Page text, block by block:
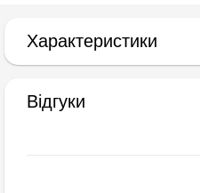
Характеристики
Відгуки